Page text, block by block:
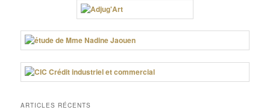
ARTICLES RÉCENTS